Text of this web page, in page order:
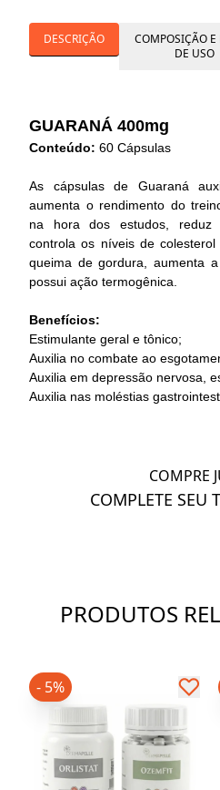
COMPOSIÇÃO
DE USO
DESCRIÇÃO
GUARANÁ 400mg
Conteúdo: 60 Cápsulas
As cápsulas de Guaraná
aumenta o rendimento do
na hora dos estudos, reduz
controla os níveis de
queima de gordura, aumenta
possui ação termogênica.
Benefícios:
Estimulante geral e tônico;
Auxilia no combate ao
Auxilia em depressão nervosa,
Auxilia nas moléstias
COMPRE
COMPLETE SEU
PRODUTOS
- 5%